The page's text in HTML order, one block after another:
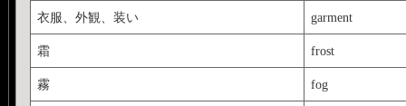
衣服、外観、装い garment
霜 frost
霧 fog